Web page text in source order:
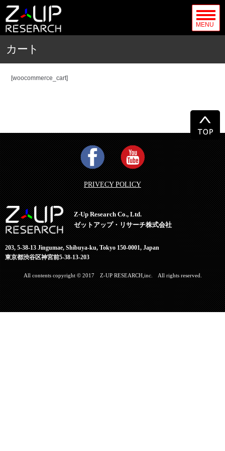
MENU
カート
[woocommerce_cart]
PRIVECY POLICY
Z-Up Research Co., Ltd.
ゼットアップ・リサーチ株式会社
203, 5-38-13 Jingumae, Shibuya-ku, Tokyo 150-0001, Japan
東京都渋谷区神宮前5-38-13-203
All contents copyright © 2017 Z-UP RESEARCH,inc. All rights reserved.